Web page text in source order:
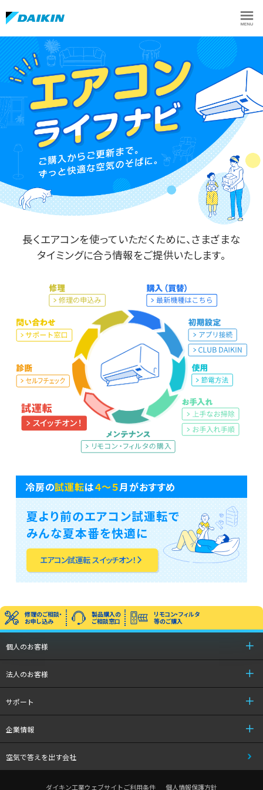
長くエアコンを使っていただくために、さまざまな
タイミングに合う情報をご提供いたします。
冷房の試運転は４〜５月がおすすめ
夏より前のエアコン試運転で
みんな夏本番を快適に
エアコン試運転 スイッチオン！ arrow_forward_ios
修理のご相談・
お申し込み
製品購入の
ご相談窓口
リモコン・フィルタ
等のご購入
個人のお客様
法人のお客様
サポート
企業情報
空気で答えを出す会社
ダイキン工業ウェブサイトご利用条件 個人情報保護方針